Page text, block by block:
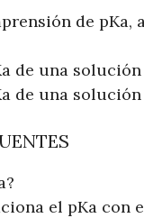
de
de una
de una
el pKa con